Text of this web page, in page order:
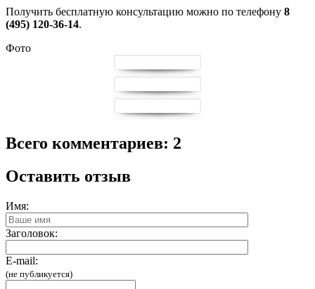
Получить бесплатную консультацию можно по телефону 8
(495) 120-36-14.
Фото
Всего комментариев: 2
Оставить отзыв
Имя:
Заголовок:
E-mail:
(не публикуется)